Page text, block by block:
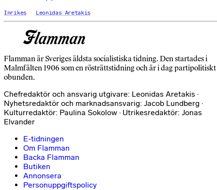
Inrikes Leonidas Aretakis
Flamman är Sveriges äldsta socialistiska tidning. Den startades i
Malmfälten 1906 som en rösträttstidning och är i dag partipolitiskt
obunden.
Chefredaktör och ansvarig utgivare: Leonidas Aretakis ·
Nyhetsredaktör och marknadsansvarig: Jacob Lundberg ·
Kulturredaktör: Paulina Sokolow · Utrikesredaktör: Jonas
Elvander
E-tidningen
Om Flamman
Backa Flamman
Butiken
Annonsera
Personuppgiftspolicy